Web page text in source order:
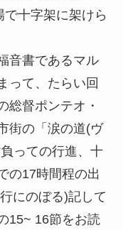
十字架に架けら
音書であるマル
って、たらい回
総督ポンテオ・
街の「涙の道(ヴ
っての行進、十
の17時間程の出
にのぼる)記して
15~ 16節をお読